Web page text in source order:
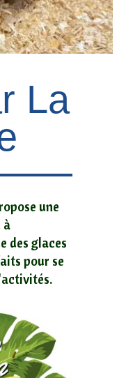
La
une
à
des glaces
pour se